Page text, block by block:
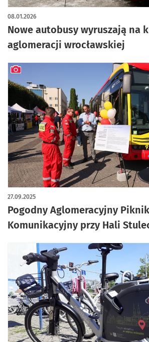
Nowe autobusy wyruszają na
aglomeracji wrocławskiej
08.01.2026
artykuł z galerią zdjęć
Pogodny Aglomeracyjny Piknik
Komunikacyjny przy Hali
27.09.2025
artykuł z galerią zdjęć